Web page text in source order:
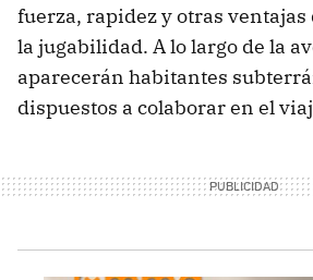
fuerza, rapidez y otras
la jugabilidad. A lo largo de la
aparecerán habitantes
dispuestos a colaborar en el